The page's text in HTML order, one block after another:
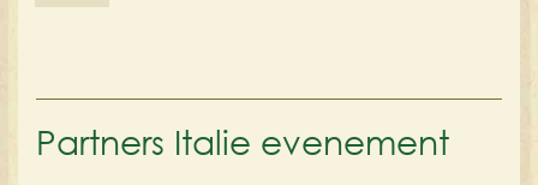
Partners Italie evenement